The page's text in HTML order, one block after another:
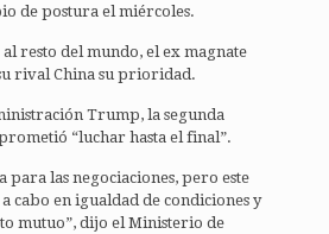
de postura el miércoles.
resto del mundo, el ex magnate
rival China su prioridad.
Trump, la segunda
“luchar hasta el final”.
para las negociaciones, pero este
cabo en igualdad de condiciones y
mutuo”, dijo el Ministerio de